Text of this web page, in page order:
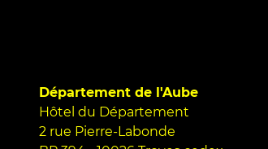
Département de l'Aube
Hôtel du Département
2 rue Pierre-Labonde